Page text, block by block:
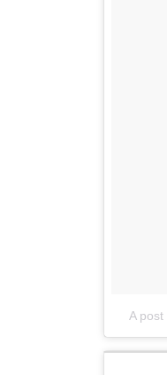
A